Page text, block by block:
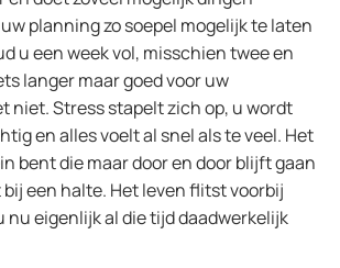
planning zo soepel mogelijk te laten
u een week vol, misschien twee en
langer maar goed voor uw
niet. Stress stapelt zich op, u wordt
en alles voelt al snel als te veel. Het
bent die maar door en door blijft gaan
een halte. Het leven flitst voorbij
nu eigenlijk al die tijd daadwerkelijk